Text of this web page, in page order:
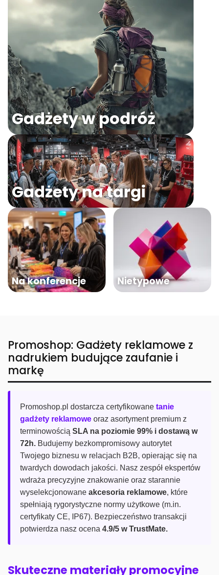
Gadżety w podróż
Gadżety na targi
Na konferencje Nietypowe
Promoshop: Gadżety reklamowe z
nadrukiem budujące zaufanie i
markę
Promoshop.pl dostarcza certyfikowane tanie
gadżety reklamowe oraz asortyment premium z
terminowością SLA na poziomie 99% i dostawą w
72h. Budujemy bezkompromisowy autorytet
Twojego biznesu w relacjach B2B, opierając się na
twardych dowodach jakości. Nasz zespół ekspertów
wdraża precyzyjne znakowanie oraz starannie
wyselekcjonowane akcesoria reklamowe, które
spełniają rygorystyczne normy użytkowe (m.in.
certyfikaty CE, IP67). Bezpieczeństwo transakcji
potwierdza nasz ocena 4.9/5 w TrustMate.
Skuteczne materiały promocyjne